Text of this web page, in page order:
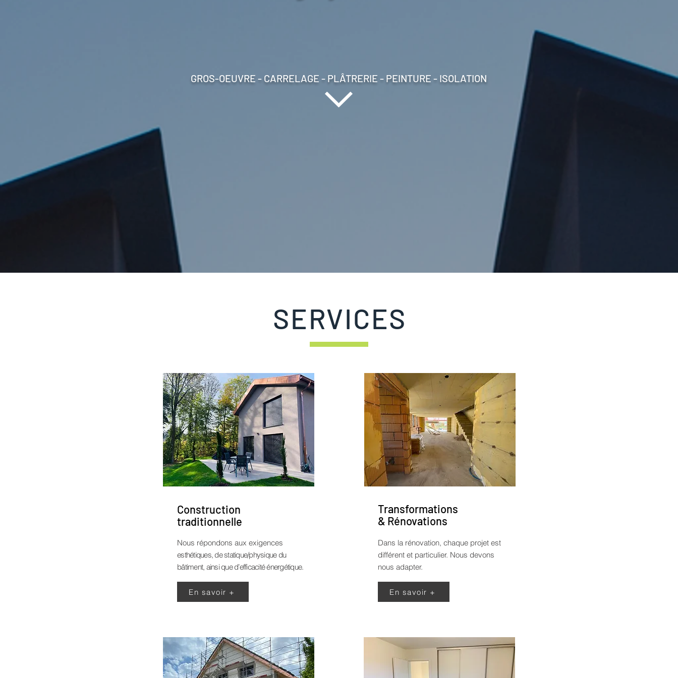
GROS-OEUVRE - CARRELAGE - PLÂTRERIE - PEINTURE - ISOLATION
SERVICES
Construction
traditionnelle
Nous répondons aux exigences
esthétiques, de statique/physique du
bâtiment, ainsi que d’efficacité énergétique.
En savoir +
Transformations
& Rénovations
Dans la rénovation, chaque projet est
différent et particulier. Nous devons
nous adapter.
En savoir +